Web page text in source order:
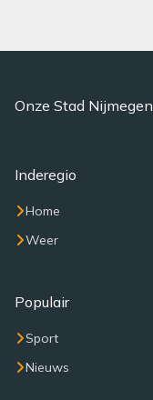
Onze Stad Nijmegen
Inderegio
Home
Weer
Populair
Sport
Nieuws